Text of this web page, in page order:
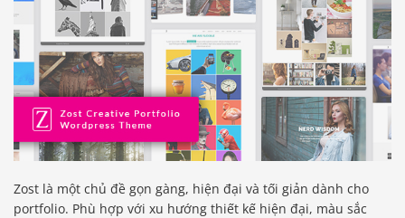
Zost là một chủ đề gọn gàng, hiện đại và tối giản dành cho
portfolio. Phù hợp với xu hướng thiết kế hiện đại, màu sắc